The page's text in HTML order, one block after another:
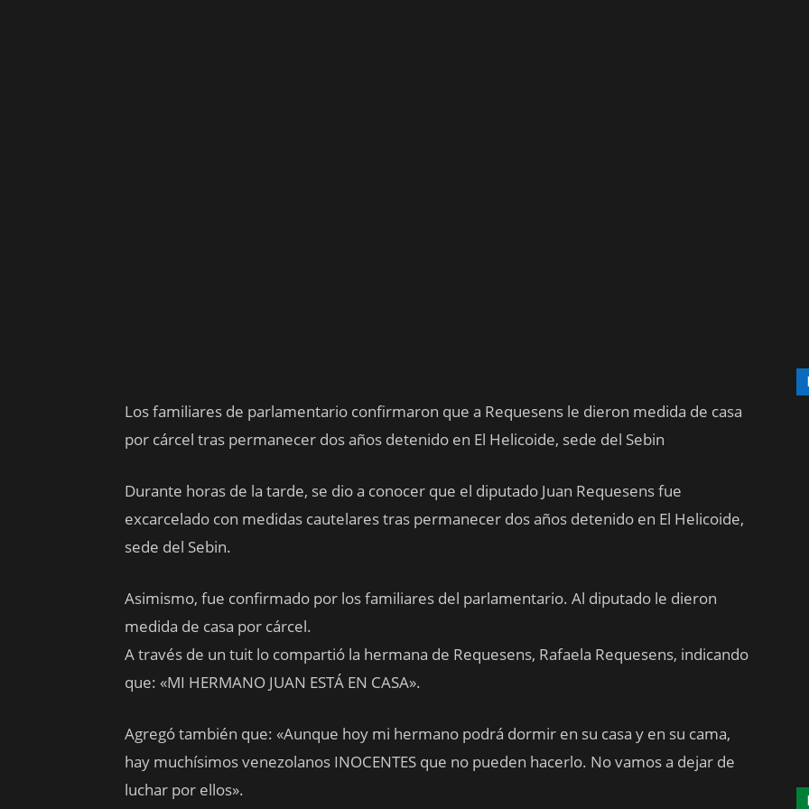
Los familiares de parlamentario confirmaron que a Requesens le dieron medida de casa
por cárcel tras permanecer dos años detenido en El Helicoide, sede del Sebin
Durante horas de la tarde, se dio a conocer que el diputado Juan Requesens fue
excarcelado con medidas cautelares tras permanecer dos años detenido en El Helicoide,
sede del Sebin.
Asimismo, fue confirmado por los familiares del parlamentario. Al diputado le dieron
medida de casa por cárcel.
A través de un tuit lo compartió la hermana de Requesens, Rafaela Requesens, indicando
que: «MI HERMANO JUAN ESTÁ EN CASA».
Agregó también que: «Aunque hoy mi hermano podrá dormir en su casa y en su cama,
hay muchísimos venezolanos INOCENTES que no pueden hacerlo. No vamos a dejar de
luchar por ellos».